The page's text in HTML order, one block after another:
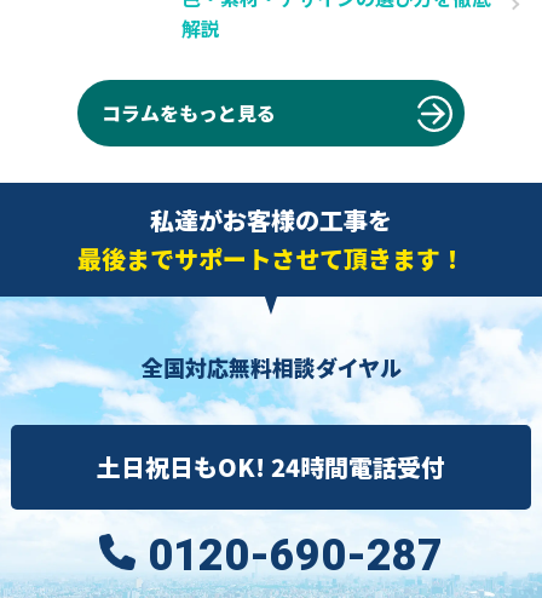
解説
コラムをもっと見る
私達がお客様の工事を
最後までサポートさせて頂きます！
全国対応無料相談ダイヤル
土日祝日もOK! 24時間電話受付
0120-690-287